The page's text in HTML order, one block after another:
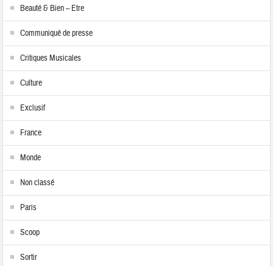
Beauté & Bien – Etre
Communiqué de presse
Critiques Musicales
Culture
Exclusif
France
Monde
Non classé
Paris
Scoop
Sortir